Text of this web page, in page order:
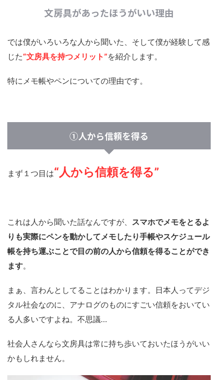
文房具があったほうがいい理由
では僕がいろいろな人から聞いた、そして僕が経験して感
じた“文房具を持つメリット”を紹介します。
特にメモ帳やペンについての理由です。
①人から信頼を得る
まず１つ目は“人から信頼を得る”
これは人から聞いた話なんですが、 スマホでメモをとるよ
りも実際にペンを動かしてメモしたり手帳やスケジュール
帳を持ち運ぶことで目の前の人から信頼を得ることができ
ます。
まぁ、言わんとしてることはわかります。日本人ってデジ
タル社会なのに、アナログのものにすごい信頼をおいてい
る人多いですよね。不思議…
社会人さんなら文房具は常に持ち歩いておいたほうがいい
かもしれません。